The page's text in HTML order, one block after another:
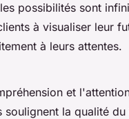
possibilités sont
à visualiser leur
à leurs attentes.
et
la qualité